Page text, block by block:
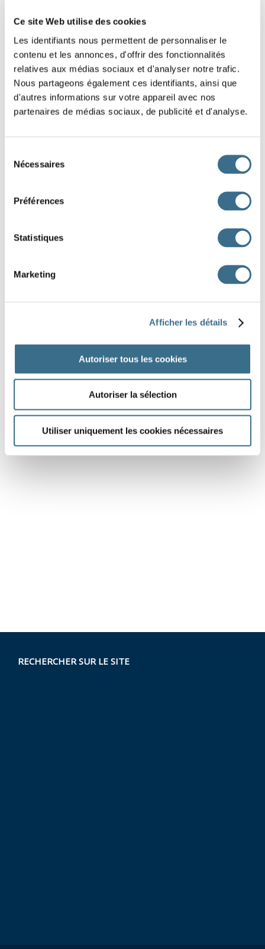
Ce site Web utilise des cookies
Les identifiants nous permettent de personnaliser le
contenu et les annonces, d'offrir des fonctionnalités
relatives aux médias sociaux et d'analyser notre trafic.
Nous partageons également ces identifiants, ainsi que
d'autres informations sur votre appareil avec nos
partenaires de médias sociaux, de publicité et d'analyse.
Nécessaires
Préférences
Statistiques
Marketing
Afficher les détails
Autoriser tous les cookies
Autoriser la sélection
Utiliser uniquement les cookies nécessaires
V
V
Z
Cendrillon
Clochette et la Fée pirate
Raiponce
RECHERCHER SUR LE SITE